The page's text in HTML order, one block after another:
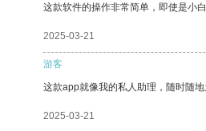
这款软件的操作非常简单，即使是小白
2025-03-21
游客
这款app就像我的私人助理，随时随地
2025-03-21